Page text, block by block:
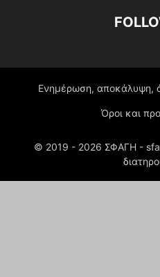
Ενημέρωση, αποκάλυψη,
Όροι και
© 2019 - 2026 ΣΦΑΓΗ -